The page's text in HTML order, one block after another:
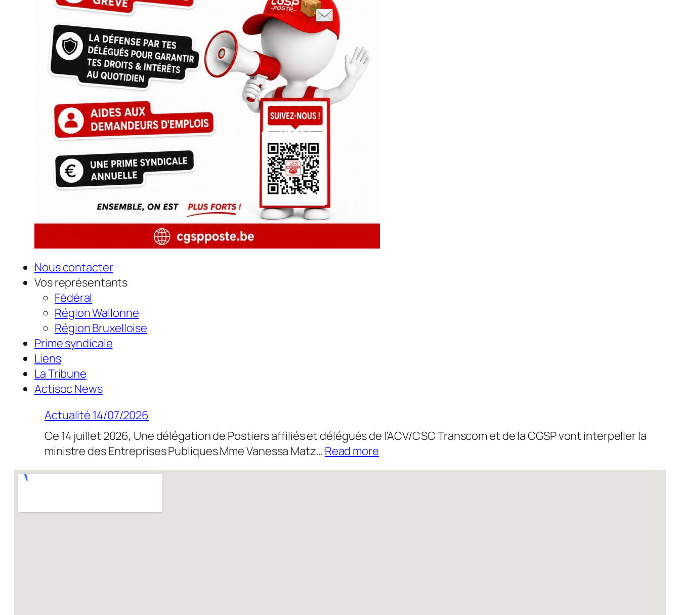
Nous contacter
Vos représentants
Fédéral
Région Wallonne
Région Bruxelloise
Prime syndicale
Liens
La Tribune
Actisoc News
Actualité 14/07/2026
Ce 14 juillet 2026, Une délégation de Postiers affiliés et délégués de l’ACV/CSC Transcom et de la CGSP vont interpeller la
ministre des Entreprises Publiques Mme Vanessa Matz… Read more:
Actualité